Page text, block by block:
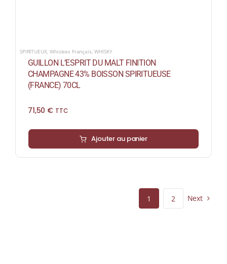
SPIRITUEUX,Whiskies Français,WHISKY
GUILLON L’ESPRIT DU MALT FINITION
CHAMPAGNE 43% BOISSON SPIRITUEUSE
(FRANCE) 70CL
71,50 € TTC
Ajouter au panier
1 2 Next